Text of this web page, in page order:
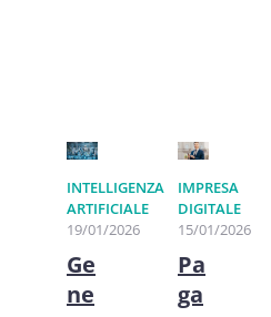
INTELLIGENZA
ARTIFICIALE
19/01/2026
Ge
ne
IMPRESA
DIGITALE
15/01/2026
Pa
ga